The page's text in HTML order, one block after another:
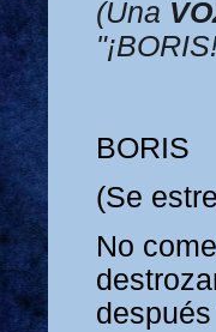
(Una
BORIS
(Se
No